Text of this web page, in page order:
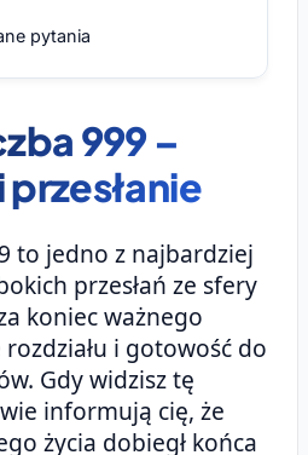
pytania
999 –
to jedno z najbardziej
przesłań ze sfery
koniec ważnego
i gotowość do
Gdy widzisz tę
informują cię, że
życia dobiegł końca